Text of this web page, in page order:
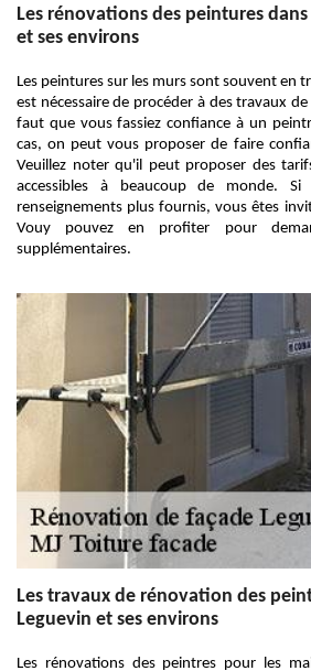
Les rénovations des peintures
et ses environs
Les peintures sur les murs sont souvent en
est nécessaire de procéder à des travaux
faut que vous fassiez confiance à un
cas, on peut vous proposer de faire
Veuillez noter qu'il peut proposer des
accessibles à beaucoup de monde.
renseignements plus fournis, vous êtes
Vouy pouvez en profiter pour
supplémentaires.
Les travaux de rénovation des
Leguevin et ses environs
Les rénovations des peintres pour les